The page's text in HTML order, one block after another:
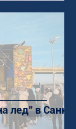
лед" в Санкт-